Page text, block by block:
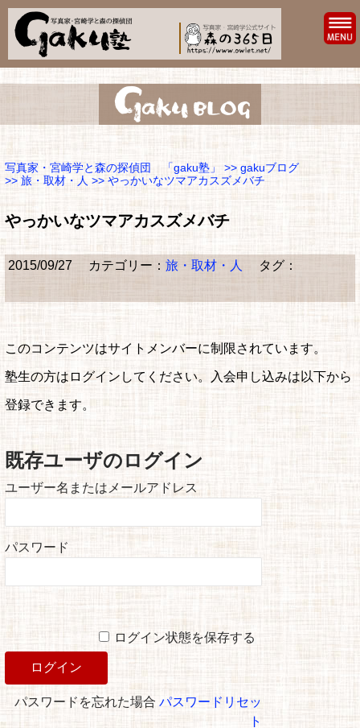
写真家・宮崎学と森の探偵団 「gaku塾」 >> gakuブログ
>> 旅・取材・人 >> やっかいなツマアカスズメバチ
やっかいなツマアカスズメバチ
2015/09/27 カテゴリー： 旅・取材・人 タグ：
このコンテンツはサイトメンバーに制限されています。
塾生の方はログインしてください。入会申し込みは以下から
登録できます。
既存ユーザのログイン
ユーザー名またはメールアドレス
パスワード
ログイン状態を保存する
パスワードを忘れた場合パスワードリセッ
ト